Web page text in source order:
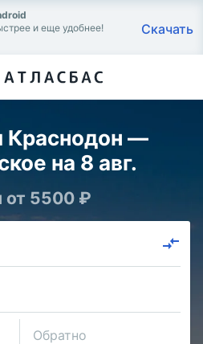
и еще удобнее!
Скачать
Краснодон —
на 8 авг.
5500 ₽
Обратно